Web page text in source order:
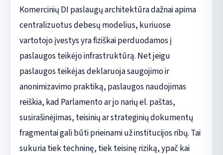
Komercinių DI paslaugų architektūra dažnai apima
centralizuotus debesų modelius, kuriuose
vartotojo įvestys yra fiziškai perduodamos į
paslaugos teikėjo infrastruktūrą. Net jeigu
paslaugos teikėjas deklaruoja saugojimo ir
anonimizavimo praktiką, paslaugos naudojimas
reiškia, kad Parlamento ar jo narių el. paštas,
susirašinėjimas, teisinių ar strateginių dokumentų
fragmentai gali būti prieinami už institucijos ribų. Tai
sukuria tiek techninę, tiek teisinę riziką, ypač kai